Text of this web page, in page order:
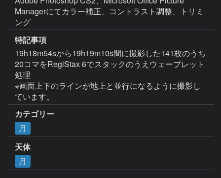
Managerにてカラー補正、コントラスト調整、トリミ
ング
特記事項
19h18m54sから19h19m10s間に撮影した141枚のうち
20コマをRegiStax 6でスタックのうえウェーブレット
処理
※画面上下のラインが地上と並行になるように撮影し
ています。
カテゴリー
月
天体
月